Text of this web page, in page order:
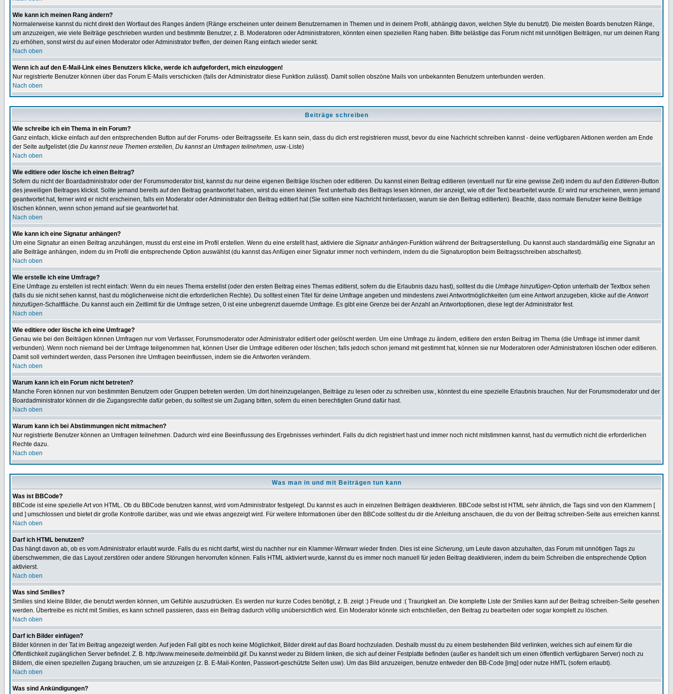
Wie kann ich meinen Rang ändern?
Normalerweise kannst du nicht direkt den Wortlaut des Ranges ändern (Ränge erscheinen unter deinem Benutzernamen in Themen und in deinem Profil, abhängig davon, welchen Style du benutzt). Die meisten Boards benutzen Ränge,
um anzuzeigen, wie viele Beiträge geschrieben wurden und bestimmte Benutzer, z. B. Moderatoren oder Administratoren, könnten einen speziellen Rang haben. Bitte belästige das Forum nicht mit unnötigen Beiträgen, nur um deinen Rang
zu erhöhen, sonst wirst du auf einen Moderator oder Administrator treffen, der deinen Rang einfach wieder senkt.
Nach oben
Wenn ich auf den E-Mail-Link eines Benutzers klicke, werde ich aufgefordert, mich einzuloggen!
Nur registrierte Benutzer können über das Forum E-Mails verschicken (falls der Administrator diese Funktion zulässt). Damit sollen obszöne Mails von unbekannten Benutzern unterbunden werden.
Nach oben
Beiträge schreiben
Wie schreibe ich ein Thema in ein Forum?
Ganz einfach, klicke einfach auf den entsprechenden Button auf der Forums- oder Beitragsseite. Es kann sein, dass du dich erst registrieren musst, bevor du eine Nachricht schreiben kannst - deine verfügbaren Aktionen werden am Ende
der Seite aufgelistet (die Du kannst neue Themen erstellen, Du kannst an Umfragen teilnehmen, usw.-Liste)
Nach oben
Wie editiere oder lösche ich einen Beitrag?
Sofern du nicht der Boardadministrator oder der Forumsmoderator bist, kannst du nur deine eigenen Beiträge löschen oder editieren. Du kannst einen Beitrag editieren (eventuell nur für eine gewisse Zeit) indem du auf den Editieren-Button
des jeweiligen Beitrages klickst. Sollte jemand bereits auf den Beitrag geantwortet haben, wirst du einen kleinen Text unterhalb des Beitrags lesen können, der anzeigt, wie oft der Text bearbeitet wurde. Er wird nur erscheinen, wenn jemand
geantwortet hat, ferner wird er nicht erscheinen, falls ein Moderator oder Administrator den Beitrag editiert hat (Sie sollten eine Nachricht hinterlassen, warum sie den Beitrag editierten). Beachte, dass normale Benutzer keine Beiträge
löschen können, wenn schon jemand auf sie geantwortet hat.
Nach oben
Wie kann ich eine Signatur anhängen?
Um eine Signatur an einen Beitrag anzuhängen, musst du erst eine im Profil erstellen. Wenn du eine erstellt hast, aktiviere die Signatur anhängen-Funktion während der Beitragserstellung. Du kannst auch standardmäßig eine Signatur an
alle Beiträge anhängen, indem du im Profil die entsprechende Option auswählst (du kannst das Anfügen einer Signatur immer noch verhindern, indem du die Signaturoption beim Beitragsschreiben abschaltest).
Nach oben
Wie erstelle ich eine Umfrage?
Eine Umfrage zu erstellen ist recht einfach: Wenn du ein neues Thema erstellst (oder den ersten Beitrag eines Themas editierst, sofern du die Erlaubnis dazu hast), solltest du die Umfrage hinzufügen-Option unterhalb der Textbox sehen
(falls du sie nicht sehen kannst, hast du möglicherweise nicht die erforderlichen Rechte). Du solltest einen Titel für deine Umfrage angeben und mindestens zwei Antwortmöglichkeiten (um eine Antwort anzugeben, klicke auf dieAntwort
hinzufügen-Schaltfläche. Du kannst auch ein Zeitlimit für die Umfrage setzen, 0 ist eine unbegrenzt dauernde Umfrage. Es gibt eine Grenze bei der Anzahl an Antwortoptionen, diese legt der Administrator fest.
Nach oben
Wie editiere oder lösche ich eine Umfrage?
Genau wie bei den Beiträgen können Umfragen nur vom Verfasser, Forumsmoderator oder Administrator editiert oder gelöscht werden. Um eine Umfrage zu ändern, editiere den ersten Beitrag im Thema (die Umfrage ist immer damit
verbunden). Wenn noch niemand bei der Umfrage teilgenommen hat, können User die Umfrage editieren oder löschen; falls jedoch schon jemand mit gestimmt hat, können sie nur Moderatoren oder Administratoren löschen oder editieren.
Damit soll verhindert werden, dass Personen ihre Umfragen beeinflussen, indem sie die Antworten verändern.
Nach oben
Warum kann ich ein Forum nicht betreten?
Manche Foren können nur von bestimmten Benutzern oder Gruppen betreten werden. Um dort hineinzugelangen, Beiträge zu lesen oder zu schreiben usw., könntest du eine spezielle Erlaubnis brauchen. Nur der Forumsmoderator und der
Boardadministrator können dir die Zugangsrechte dafür geben, du solltest sie um Zugang bitten, sofern du einen berechtigten Grund dafür hast.
Nach oben
Warum kann ich bei Abstimmungen nicht mitmachen?
Nur registrierte Benutzer können an Umfragen teilnehmen. Dadurch wird eine Beeinflussung des Ergebnisses verhindert. Falls du dich registriert hast und immer noch nicht mitstimmen kannst, hast du vermutlich nicht die erforderlichen
Rechte dazu.
Nach oben
Was man in und mit Beiträgen tun kann
Was ist BBCode?
BBCode ist eine spezielle Art von HTML. Ob du BBCode benutzen kannst, wird vom Administrator festgelegt. Du kannst es auch in einzelnen Beiträgen deaktivieren. BBCode selbst ist HTML sehr ähnlich, die Tags sind von den Klammern [
und ] umschlossen und bietet dir große Kontrolle darüber, was und wie etwas angezeigt wird. Für weitere Informationen über den BBCode solltest du dir die Anleitung anschauen, die du von der Beitrag schreiben-Seite aus erreichen kannst.
Nach oben
Darf ich HTML benutzen?
Das hängt davon ab, ob es vom Administrator erlaubt wurde. Falls du es nicht darfst, wirst du nachher nur ein Klammer-Wirrwarr wieder finden. Dies ist eine Sicherung, um Leute davon abzuhalten, das Forum mit unnötigen Tags zu
überschwemmen, die das Layout zerstören oder andere Störungen hervorrufen können. Falls HTML aktiviert wurde, kannst du es immer noch manuell für jeden Beitrag deaktivieren, indem du beim Schreiben die entsprechende Option
aktivierst.
Nach oben
Was sind Smilies?
Smilies sind kleine Bilder, die benutzt werden können, um Gefühle auszudrücken. Es werden nur kurze Codes benötigt, z. B. zeigt :) Freude und :( Traurigkeit an. Die komplette Liste der Smilies kann auf der Beitrag schreiben-Seite gesehen
werden. Übertreibe es nicht mit Smilies, es kann schnell passieren, dass ein Beitrag dadurch völlig unübersichtlich wird. Ein Moderator könnte sich entschließen, den Beitrag zu bearbeiten oder sogar komplett zu löschen.
Nach oben
Darf ich Bilder einfügen?
Bilder können in der Tat im Beitrag angezeigt werden. Auf jeden Fall gibt es noch keine Möglichkeit, Bilder direkt auf das Board hochzuladen. Deshalb musst du zu einem bestehenden Bild verlinken, welches sich auf einem für die
Öffentlichkeit zugänglichen Server befindet. Z. B. http://www.meineseite.de/meinbild.gif. Du kannst weder zu Bildern linken, die sich auf deiner Festplatte befinden (außer es handelt sich um einen öffentlich verfügbaren Server) noch zu
Bildern, die einen speziellen Zugang brauchen, um sie anzuzeigen (z. B. E-Mail-Konten, Passwort-geschützte Seiten usw). Um das Bild anzuzeigen, benutze entweder den BB-Code [img] oder nutze HMTL (sofern erlaubt).
Nach oben
Was sind Ankündigungen?